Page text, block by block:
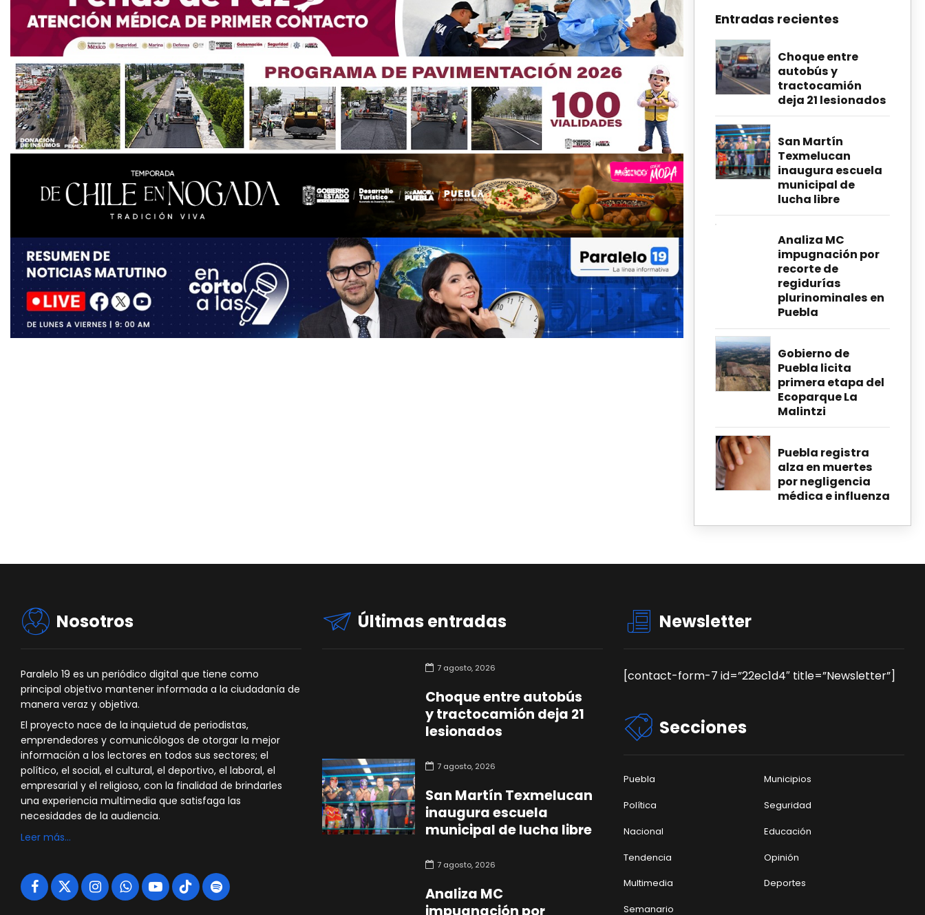
Entradas recientes
Choque entre
autobús y
tractocamión
deja 21 lesionados
San Martín
Texmelucan
inaugura escuela
municipal de
lucha libre
Analiza MC
impugnación por
recorte de
regidurías
plurinominales en
Puebla
Gobierno de
Puebla licita
primera etapa del
Ecoparque La
Malintzi
Puebla registra
alza en muertes
por negligencia
médica e influenza
Nosotros
Paralelo 19 es un periódico digital que tiene como
principal objetivo mantener informada a la ciudadanía de
manera veraz y objetiva.
El proyecto nace de la inquietud de periodistas,
emprendedores y comunicólogos de otorgar la mejor
información a los lectores en todos sus sectores; el
político, el social, el cultural, el deportivo, el laboral, el
empresarial y el religioso, con la finalidad de brindarles
una experiencia multimedia que satisfaga las
necesidades de la audiencia.
Leer más…
Últimas entradas
7 agosto, 2026
Choque entre autobús
y tractocamión deja 21
lesionados
7 agosto, 2026
San Martín Texmelucan
inaugura escuela
municipal de lucha libre
7 agosto, 2026
Analiza MC
impugnación por
Newsletter
[contact-form-7 id=”22ec1d4″ title=”Newsletter”]
Secciones
Puebla
Municipios
Política
Seguridad
Nacional
Educación
Tendencia
Opinión
Multimedia
Deportes
Semanario